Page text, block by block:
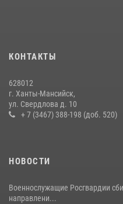
29 июля 2026, 09:54
вневедомственной охраны с
18 июля 2026, 11:25
КОНТАКТЫ
628012
г. Ханты-Мансийск,
ул. Свердлова д. 10
+ 7 (3467) 388-198 (доб. 520)
НОВОСТИ
Военнослужащие Росгвардии
направлени...